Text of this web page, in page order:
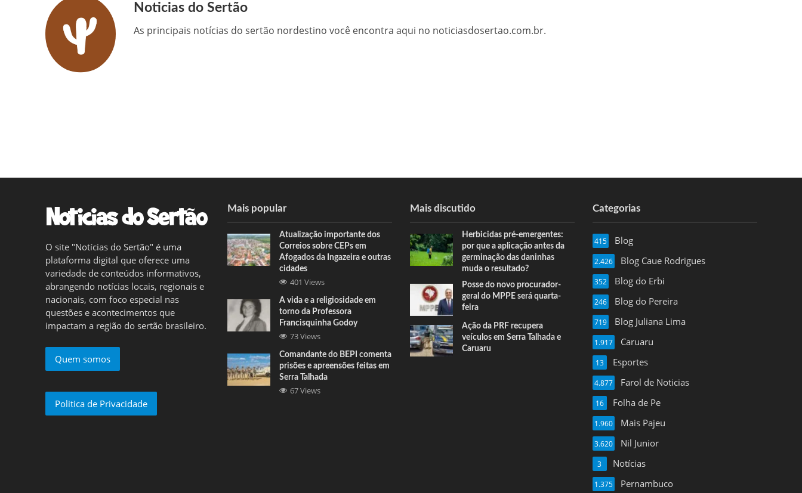
Noticias do Sertão
As principais notícias do sertão nordestino você encontra aqui no noticiasdosertao.com.br.
O site "Notícias do Sertão" é uma
plataforma digital que oferece uma
variedade de conteúdos informativos,
abrangendo notícias locais, regionais e
nacionais, com foco especial nas
questões e acontecimentos que
impactam a região do sertão brasileiro.
Quem somos
Politica de Privacidade
Mais popular
Atualização importante dos
Correios sobre CEPs em
Afogados da Ingazeira e outras
cidades
401 Views
A vida e a religiosidade em
torno da Professora
Francisquinha Godoy
73 Views
Comandante do BEPI comenta
prisões e apreensões feitas em
Serra Talhada
67 Views
Mais discutido
Herbicidas pré-emergentes:
por que a aplicação antes da
germinação das daninhas
muda o resultado?
Posse do novo procurador-
geral do MPPE será quarta-
feira
Ação da PRF recupera
veículos em Serra Talhada e
Caruaru
Categorias
Blog
415
Blog Caue Rodrigues
2.426
Blog do Erbi
352
Blog do Pereira
246
Blog Juliana Lima
719
Caruaru
1.917
Esportes
13
Farol de Noticias
4.877
Folha de Pe
16
Mais Pajeu
1.960
Nil Junior
3.620
Notícias
3
Pernambuco
1.375